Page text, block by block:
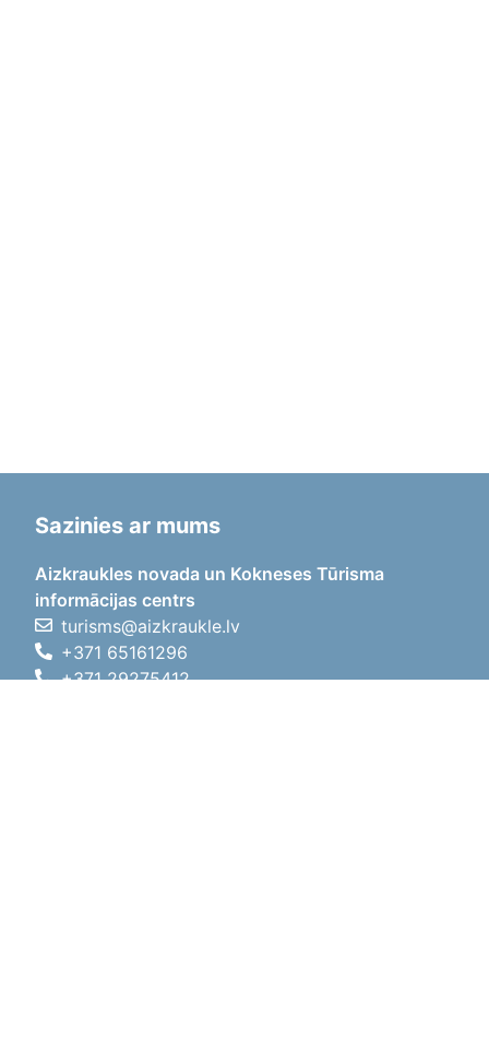
Sazinies ar mums
Aizkraukles novada un Kokneses Tūrisma
informācijas centrs
turisms@aizkraukle.lv
+371 65161296
+371 29275412